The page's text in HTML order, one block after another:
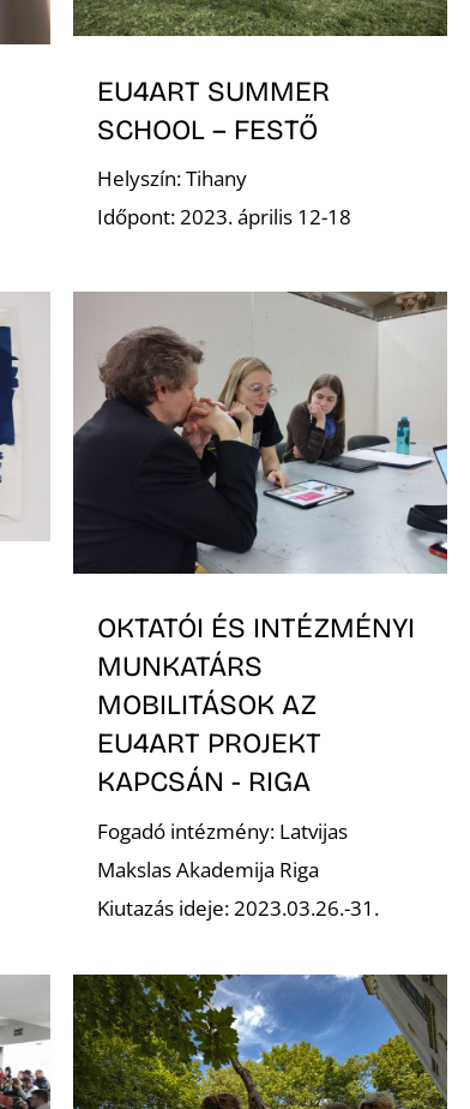
EU4ART SUMMER
SCHOOL – FESTŐ
Helyszín: Tihany
Időpont: 2023. április 12-18
OKTATÓI ÉS INTÉZMÉNYI
MUNKATÁRS
MOBILITÁSOK AZ
EU4ART PROJEKT
KAPCSÁN - RIGA
Fogadó intézmény: Latvijas
Makslas Akademija Riga
Kiutazás ideje: 2023.03.26.-31.